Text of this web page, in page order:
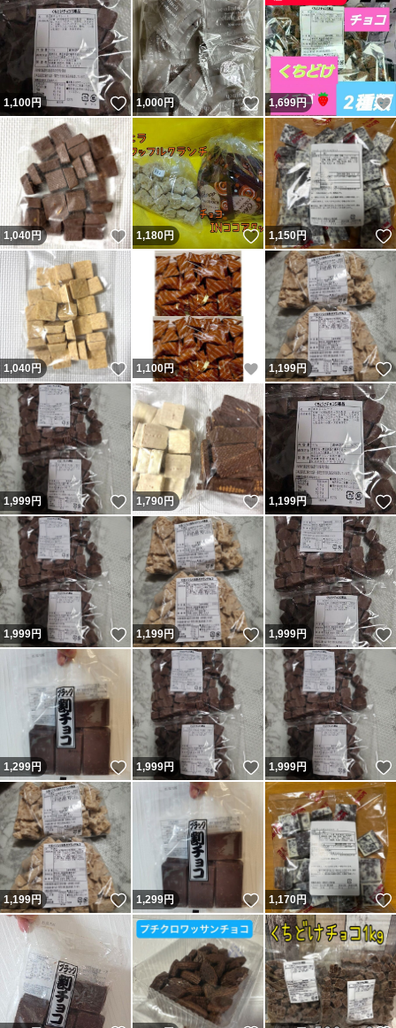
1,100円 いいね！
1,000円 いいね！
1,699円
1,040円 いいね！
1,180円 いいね！
1,150円
1,040 円 いいね！
1,100円 いいね！
1,199円
1,999円 いいね！
1,790円 いいね！
1,199円
1,999円 いいね！
1,199円 いいね！
1,999円
1,299円 いいね！
1,999円 いいね！
1,999円
1,199円 いいね！
1,299円 いいね！
1,170円